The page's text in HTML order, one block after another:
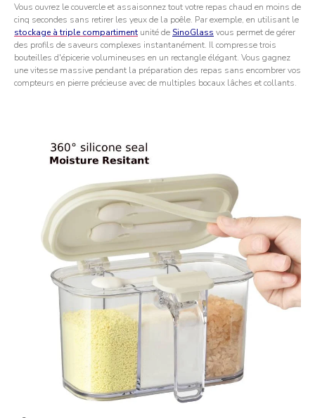
Vous ouvrez le couvercle et assaisonnez tout votre repas chaud en moins de
cinq secondes sans retirer les yeux de la poêle. Par exemple, en utilisant le
stockage à triple compartiment unité de SinoGlass vous permet de gérer
des profils de saveurs complexes instantanément. Il compresse trois
bouteilles d'épicerie volumineuses en un rectangle élégant. Vous gagnez
une vitesse massive pendant la préparation des repas sans encombrer vos
compteurs en pierre précieuse avec de multiples bocaux lâches et collants.